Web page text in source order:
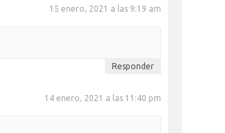
15 enero, 2021 a las 9:19 am
Responder
14 enero, 2021 a las 11:40 pm